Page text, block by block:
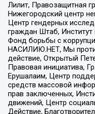
Лилит, Правозащитная
Нижегородский центр
Центр гендерных
граждан Штаб, Институт
Фонд борьбы с
НАСИЛИЮ.НЕТ, Мы
действие, Открытый
Правовая инициатива,
Ерушалаим, Центр
средств массовой
прав заключенных,
движений, Центр
Действие,